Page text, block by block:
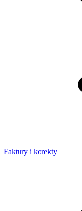
Faktury i korekty